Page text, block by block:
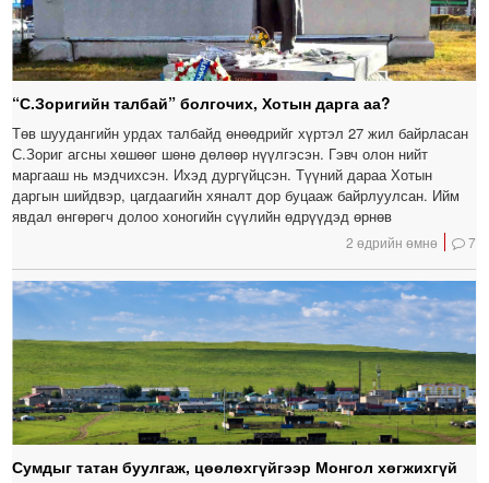
“С.Зоригийн талбай” болгочих, Хотын дарга аа?
Төв шуудангийн урдах талбайд өнөөдрийг хүртэл 27 жил байрласан
С.Зориг агсны хөшөөг шөнө дөлөөр нүүлгэсэн. Гэвч олон нийт
маргааш нь мэдчихсэн. Ихэд дургүйцсэн. Түүний дараа Хотын
даргын шийдвэр, цагдаагийн хяналт дор буцааж байрлуулсан. Ийм
явдал өнгөрөгч долоо хоногийн сүүлийн өдрүүдэд өрнөв
2 өдрийн өмнө 7
Сумдыг татан буулгаж, цөөлөхгүйгээр Монгол хөгжихгүй